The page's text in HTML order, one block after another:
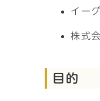
イー
株式
目的